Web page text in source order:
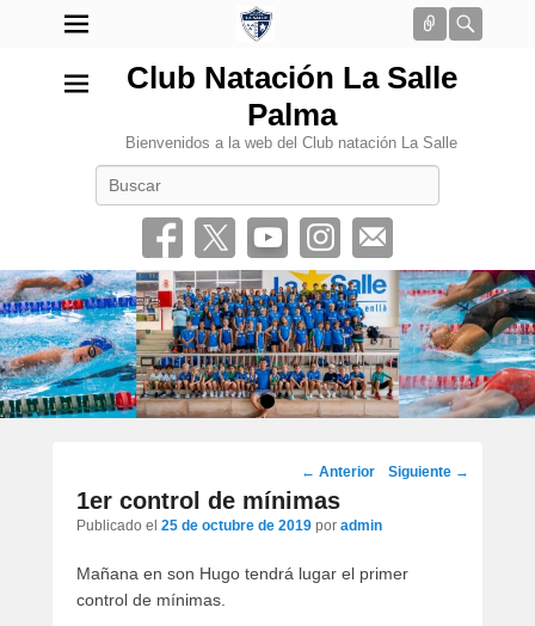
Conectar
Club Natación La Salle
Palma
Bienvenidos a la web del Club natación La Salle
•
Navegación
por
los
← Anterior Siguiente →
1er control de mínimas
Publicado el 25 de octubre de 2019 por admin
Mañana en son Hugo tendrá lugar el primer
control de mínimas.